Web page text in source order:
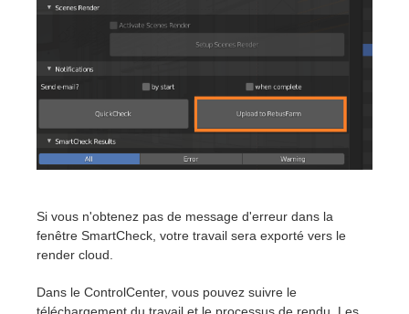
Si vous n'obtenez pas de message d'erreur dans la
fenêtre SmartCheck, votre travail sera exporté vers le
render cloud.
Dans le ControlCenter, vous pouvez suivre le